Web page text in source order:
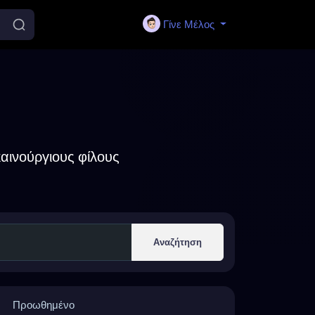
Γίνε Μέλος
φίλους
Αναζήτηση
Προωθημένο